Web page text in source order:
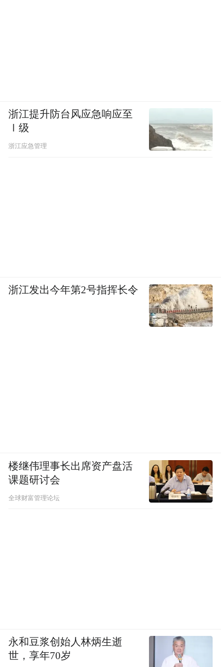
浙江提升防台风应急响应至
Ⅰ级
浙江应急管理
浙江发出今年第2号指挥长令
楼继伟理事长出席资产盘活
课题研讨会
全球财富管理论坛
永和豆浆创始人林炳生逝
世，享年70岁